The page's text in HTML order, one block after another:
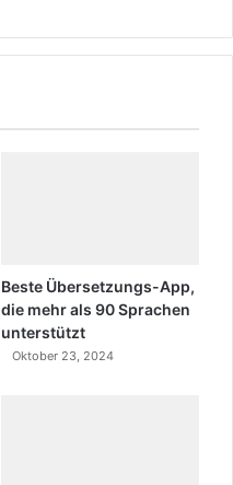
Beste Übersetzungs-App,
die mehr als 90 Sprachen
unterstützt
Oktober 23, 2024